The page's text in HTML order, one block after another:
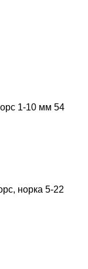
1-10 мм 54
норка 5-22